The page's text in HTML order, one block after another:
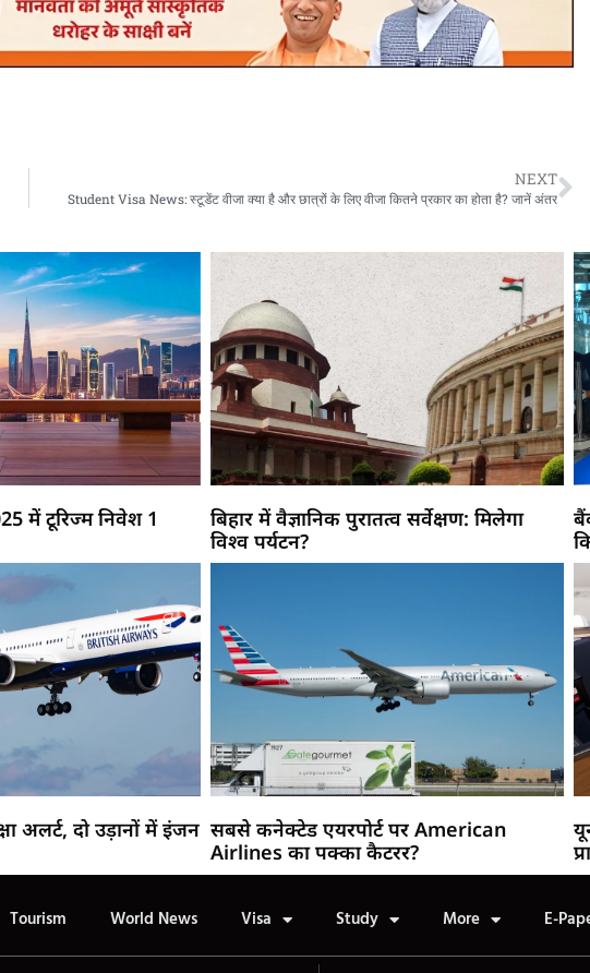
NEXT
Student Visa News: स्टूडेंट वीजा क्या है और छात्रों के लिए वीजा कितने प्रकार का होता है? जानें अंतर
में टूरिज्म निवेश 1
बिहार में वैज्ञानिक पुरातत्व सर्वेक्षण: मिलेगा
विश्व पर्यटन?
अलर्ट, दो उड़ानों में इंजन सबसे कनेक्टेड एयरपोर्ट पर American
Airlines का पक्का कैटरर?
Tourism World News Visa Study More E-